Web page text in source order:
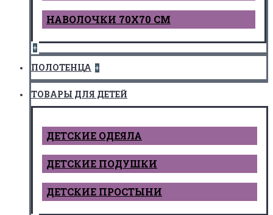
НАВОЛОЧКИ 70Х70 СМ
+
ПОЛОТЕНЦА +
ТОВАРЫ ДЛЯ ДЕТЕЙ
ДЕТCКИЕ ОДЕЯЛА
ДЕТСКИЕ ПОДУШКИ
ДЕТСКИЕ ПРОСТЫНИ